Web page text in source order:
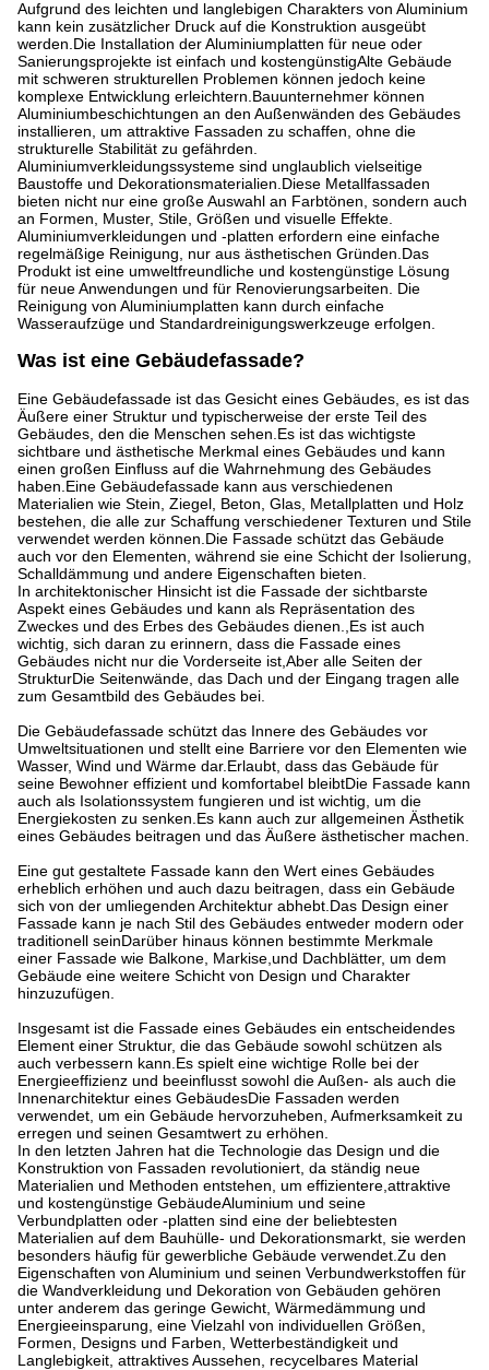
Aufgrund des leichten und langlebigen Charakters von Aluminium
kann kein zusätzlicher Druck auf die Konstruktion ausgeübt
werden.Die Installation der Aluminiumplatten für neue oder
Sanierungsprojekte ist einfach und kostengünstigAlte Gebäude
mit schweren strukturellen Problemen können jedoch keine
komplexe Entwicklung erleichtern.Bauunternehmer können
Aluminiumbeschichtungen an den Außenwänden des Gebäudes
installieren, um attraktive Fassaden zu schaffen, ohne die
strukturelle Stabilität zu gefährden.
Aluminiumverkleidungssysteme sind unglaublich vielseitige
Baustoffe und Dekorationsmaterialien.Diese Metallfassaden
bieten nicht nur eine große Auswahl an Farbtönen, sondern auch
an Formen, Muster, Stile, Größen und visuelle Effekte.
Aluminiumverkleidungen und -platten erfordern eine einfache
regelmäßige Reinigung, nur aus ästhetischen Gründen.Das
Produkt ist eine umweltfreundliche und kostengünstige Lösung
für neue Anwendungen und für Renovierungsarbeiten. Die
Reinigung von Aluminiumplatten kann durch einfache
Wasseraufzüge und Standardreinigungswerkzeuge erfolgen.
Was ist eine Gebäudefassade?
Eine Gebäudefassade ist das Gesicht eines Gebäudes, es ist das
Äußere einer Struktur und typischerweise der erste Teil des
Gebäudes, den die Menschen sehen.Es ist das wichtigste
sichtbare und ästhetische Merkmal eines Gebäudes und kann
einen großen Einfluss auf die Wahrnehmung des Gebäudes
haben.Eine Gebäudefassade kann aus verschiedenen
Materialien wie Stein, Ziegel, Beton, Glas, Metallplatten und Holz
bestehen, die alle zur Schaffung verschiedener Texturen und Stile
verwendet werden können.Die Fassade schützt das Gebäude
auch vor den Elementen, während sie eine Schicht der Isolierung,
Schalldämmung und andere Eigenschaften bieten.
In architektonischer Hinsicht ist die Fassade der sichtbarste
Aspekt eines Gebäudes und kann als Repräsentation des
Zweckes und des Erbes des Gebäudes dienen.,Es ist auch
wichtig, sich daran zu erinnern, dass die Fassade eines
Gebäudes nicht nur die Vorderseite ist,Aber alle Seiten der
StrukturDie Seitenwände, das Dach und der Eingang tragen alle
zum Gesamtbild des Gebäudes bei.
Die Gebäudefassade schützt das Innere des Gebäudes vor
Umweltsituationen und stellt eine Barriere vor den Elementen wie
Wasser, Wind und Wärme dar.Erlaubt, dass das Gebäude für
seine Bewohner effizient und komfortabel bleibtDie Fassade kann
auch als Isolationssystem fungieren und ist wichtig, um die
Energiekosten zu senken.Es kann auch zur allgemeinen Ästhetik
eines Gebäudes beitragen und das Äußere ästhetischer machen.
Eine gut gestaltete Fassade kann den Wert eines Gebäudes
erheblich erhöhen und auch dazu beitragen, dass ein Gebäude
sich von der umliegenden Architektur abhebt.Das Design einer
Fassade kann je nach Stil des Gebäudes entweder modern oder
traditionell seinDarüber hinaus können bestimmte Merkmale
einer Fassade wie Balkone, Markise,und Dachblätter, um dem
Gebäude eine weitere Schicht von Design und Charakter
hinzuzufügen.
Insgesamt ist die Fassade eines Gebäudes ein entscheidendes
Element einer Struktur, die das Gebäude sowohl schützen als
auch verbessern kann.Es spielt eine wichtige Rolle bei der
Energieeffizienz und beeinflusst sowohl die Außen- als auch die
Innenarchitektur eines GebäudesDie Fassaden werden
verwendet, um ein Gebäude hervorzuheben, Aufmerksamkeit zu
erregen und seinen Gesamtwert zu erhöhen.
In den letzten Jahren hat die Technologie das Design und die
Konstruktion von Fassaden revolutioniert, da ständig neue
Materialien und Methoden entstehen, um effizientere,attraktive
und kostengünstige GebäudeAluminium und seine
Verbundplatten oder -platten sind eine der beliebtesten
Materialien auf dem Bauhülle- und Dekorationsmarkt, sie werden
besonders häufig für gewerbliche Gebäude verwendet.Zu den
Eigenschaften von Aluminium und seinen Verbundwerkstoffen für
die Wandverkleidung und Dekoration von Gebäuden gehören
unter anderem das geringe Gewicht, Wärmedämmung und
Energieeinsparung, eine Vielzahl von individuellen Größen,
Formen, Designs und Farben, Wetterbeständigkeit und
Langlebigkeit, attraktives Aussehen, recycelbares Material